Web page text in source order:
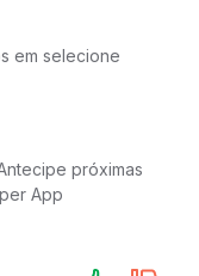
em selecione
próximas
App